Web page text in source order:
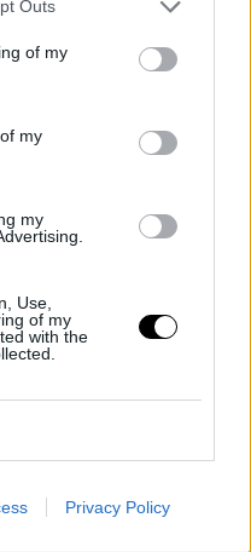
Outs
of my
my
my
Use,
of my
with the
Privacy Policy
nuevas semifinales
sigue agrandando su
en el tenista con más
y ahora afronta un
atraviesa uno de los
de la Central, por lo
a
Pista 1
a las 13:00 hora local